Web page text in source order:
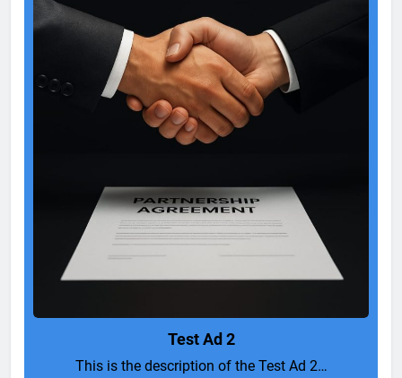
Test Ad 2
This is the description of the Test Ad 2…